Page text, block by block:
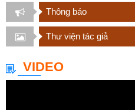
Thông báo
Thư viện tác giả
VIDEO